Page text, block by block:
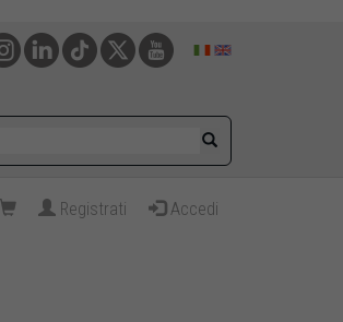
Registrati Accedi